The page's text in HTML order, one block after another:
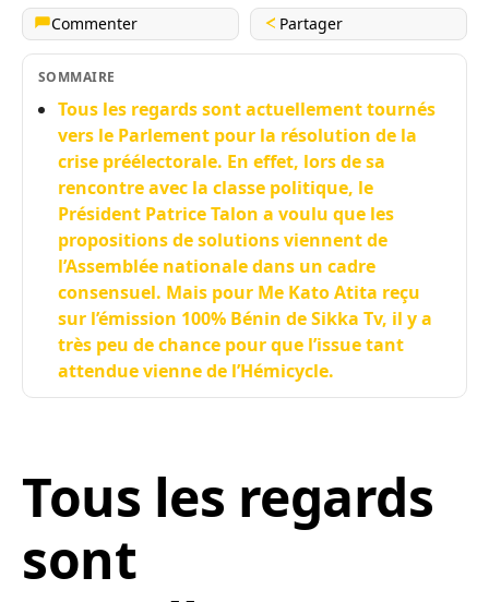
Commenter
Partager
SOMMAIRE
Tous les regards sont actuellement tournés
vers le Parlement pour la résolution de la
crise préélectorale. En effet, lors de sa
rencontre avec la classe politique, le
Président Patrice Talon a voulu que les
propositions de solutions viennent de
l’Assemblée nationale dans un cadre
consensuel. Mais pour Me Kato Atita reçu
sur l’émission 100% Bénin de Sikka Tv, il y a
très peu de chance pour que l’issue tant
attendue vienne de l’Hémicycle.
Tous les regards
sont